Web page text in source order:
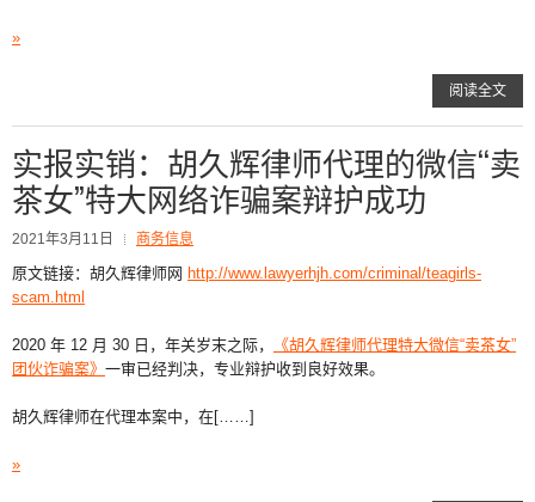
»
阅读全文
实报实销：胡久辉律师代理的微信“卖
茶女”特大网络诈骗案辩护成功
2021年3月11日 商务信息
原文链接：胡久辉律师网 http://www.lawyerhjh.com/criminal/teagirls-
scam.html
2020 年 12 月 30 日，年关岁末之际，
《胡久辉律师代理特大微信“卖茶女”
团伙诈骗案》 一审已经判决，专业辩护收到良好效果。
胡久辉律师在代理本案中，在[……]
»